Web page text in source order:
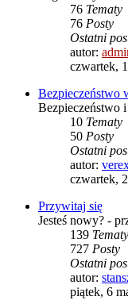
76 Tematy
76 Posty
Ostatni
autor:
czwartek,
Bezpieczeństwo
Bezpieczeństwo
10 Tematy
50 Posty
Ostatni
autor:
czwartek,
Przywitaj się
Jesteś nowy? -
139 Tematy
727 Posty
Ostatni
autor:
piątek, 6